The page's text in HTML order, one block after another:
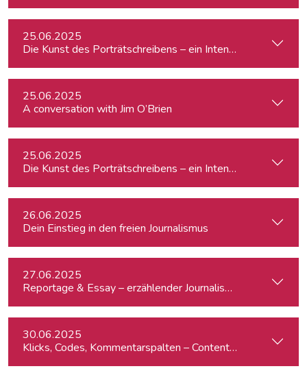
25.06.2025
Die Kunst des Porträtschreibens – ein Intensiv-Workshop
25.06.2025
A conversation with Jim O’Brien
25.06.2025
Die Kunst des Porträtschreibens – ein Intensiv-Workshop
26.06.2025
Dein Einstieg in den freien Journalismus
27.06.2025
Reportage & Essay – erzählender Journalismus
30.06.2025
Klicks, Codes, Kommentarspalten – Content-Produktion